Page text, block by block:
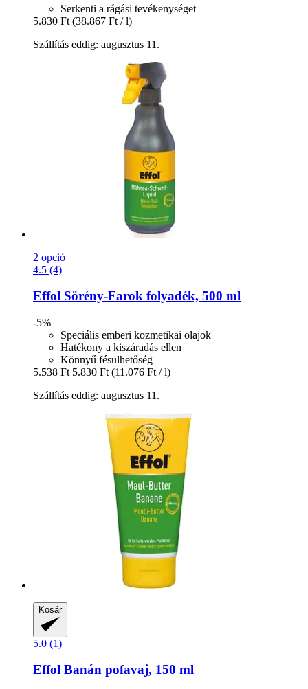
Serkenti a rágási tevékenységet
5.830 Ft (38.867 Ft / l)
Szállítás eddig: augusztus 11.
2 opció
4.5 (4)
Effol Sörény-​Farok folyadék, 500 ml
-5%
Speciális emberi kozmetikai olajok
Hatékony a kiszáradás ellen
Könnyű fésülhetőség
5.538 Ft 5.830 Ft (11.076 Ft / l)
Szállítás eddig: augusztus 11.
Kosár
5.0 (1)
Effol Banán pofavaj, 150 ml